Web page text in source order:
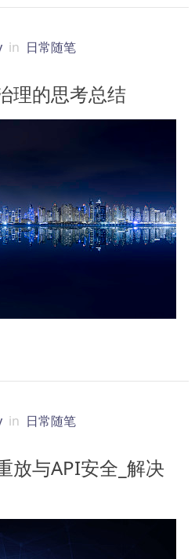
in 日常随笔
理的思考总结
in 日常随笔
放与API安全_解决